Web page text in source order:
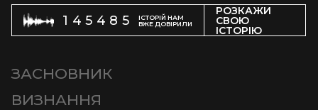
145485
ІСТОРІЙ НАМ
ВЖЕ ДОВІРИЛИ
РОЗКАЖИ
СВОЮ
ІСТОРІЮ
ЗАСНОВНИК
ВИЗНАННЯ